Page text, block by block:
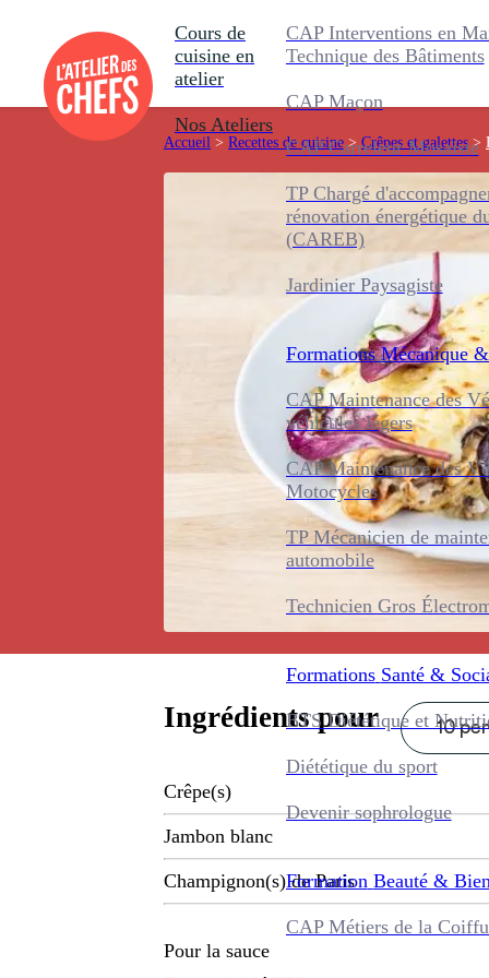
Cours de
cuisine en
atelier
Nos Ateliers
CAP Interventions en
Technique des Bâtiments
CAP Maçon
CAP Carreleur Mosaïste
TP Chargé
rénovation énergétique
(CAREB)
Jardinier Paysagiste
Formations Mécanique
CAP Maintenance des
véhicules légers
CAP Maintenance des
Motocycles
TP Mécanicien de
automobile
Technicien Gros
Formations Santé &
BTS Diététique et
Diététique du sport
Devenir sophrologue
Formation Beauté &
CAP Métiers de la
Accueil > Recettes de cuisine > Crêpes et galettes >
Ingrédients pour 10
Crêpe(s)
Jambon blanc
Champignon(s) de Paris
Pour la sauce